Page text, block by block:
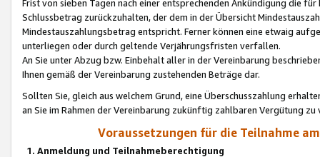
Frist von sieben Tagen nach einer entsprechenden Ankündigung die
Schlussbetrag zurückzuhalten, der dem in der Übersicht
Mindestauszahlungsbetrag entspricht. Ferner können eine etwaig
unterliegen oder durch geltende Verjährungsfristen verfallen.
An Sie unter Abzug bzw. Einbehalt aller in der Vereinbarung
Ihnen gemäß der Vereinbarung zustehenden Beträge dar.
Sollten Sie, gleich aus welchem Grund, eine Überschusszahlung
an Sie im Rahmen der Vereinbarung zukünftig zahlbaren Vergütung zu
Voraussetzungen für die Teilnahme
1. Anmeldung und Teilnahmeberechtigung